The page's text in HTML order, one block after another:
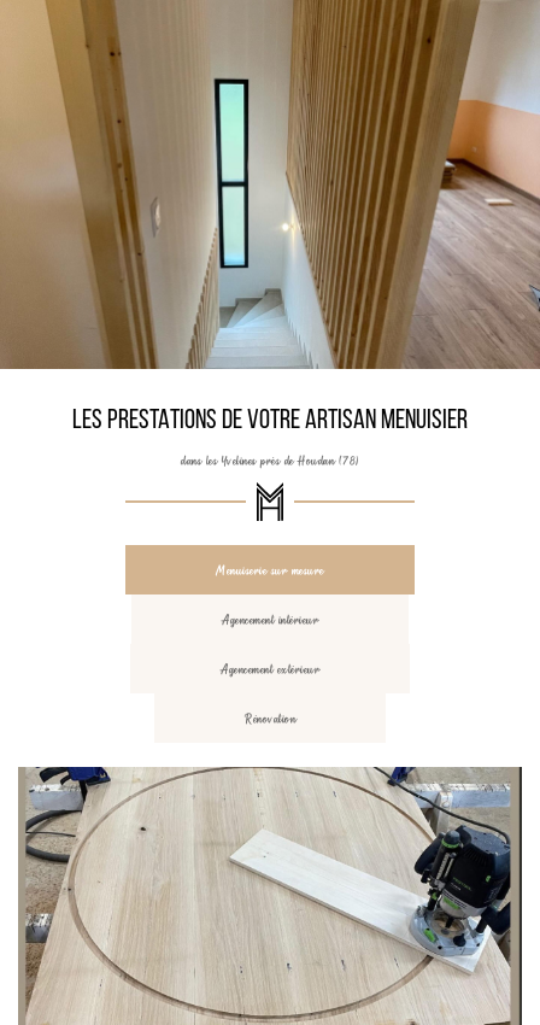
ACCUEIL
FABRICATION
UNE QUESTION
06 71 18 51 01
LES PRESTATIONS DE VOTRE ARTISAN MENUISIER
dans les Yvelines près de Houdan (78)
Menuiserie sur mesure
Agencement intérieur
Agencement extérieur
Rénovation